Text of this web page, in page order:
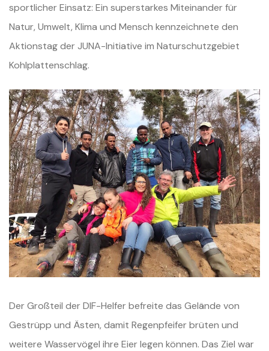
sportlicher Einsatz: Ein superstarkes Miteinander für
Natur, Umwelt, Klima und Mensch kennzeichnete den
Aktionstag der JUNA-Initiative im Naturschutzgebiet
Kohlplattenschlag.
Der Großteil der DIF-Helfer befreite das Gelände von
Gestrüpp und Ästen, damit Regenpfeifer brüten und
weitere Wasservögel ihre Eier legen können. Das Ziel war